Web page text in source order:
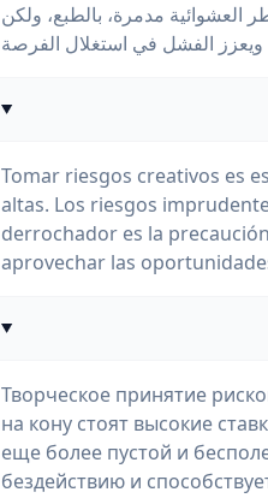
العشوائية مدمرة، بالطبع، ولكن
Tomar riesgos creativos es
altas. Los riesgos
derrochador es la
aprovechar las
Творческое принятие
на кону стоят высокие
еще более пустой и
бездействию и